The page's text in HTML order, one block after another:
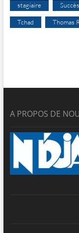
stagiaire
Tchad Thomas
A PROPOS DE